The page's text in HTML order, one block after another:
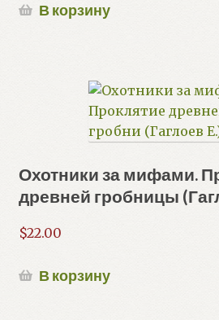
В корзину
Охотники за мифами.
древней гробницы
$22.00
В корзину